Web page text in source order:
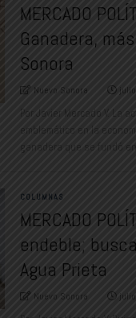
MERCADO
Ganadera,
Sonora
Nuevo Sonora
Por Javier Mercado V. La
emblemático en la
ganadera que se fundó
COLUMNAS
MERCADO
endeble;
Agua Prieta
Nuevo Sonora